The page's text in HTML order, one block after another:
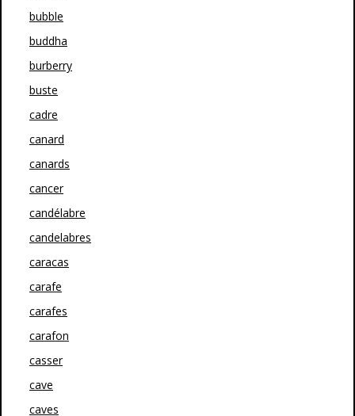
bubble
buddha
burberry
buste
cadre
canard
canards
cancer
candélabre
candelabres
caracas
carafe
carafes
carafon
casser
cave
caves